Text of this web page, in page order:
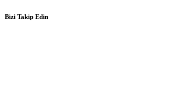
Bizi Takip Edin